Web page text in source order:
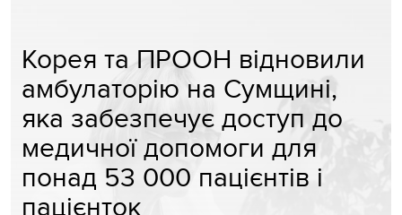
Корея та ПРООН відновили
амбулаторію на Сумщині,
яка забезпечує доступ до
медичної допомоги для
понад 53 000 пацієнтів і
пацієнток